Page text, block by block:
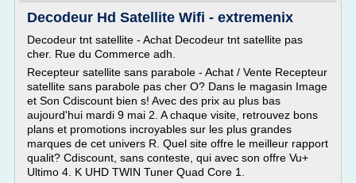
Decodeur Hd Satellite Wifi - extremenix
Decodeur tnt satellite - Achat Decodeur tnt satellite pas
cher. Rue du Commerce adh.
Recepteur satellite sans parabole - Achat / Vente Recepteur
satellite sans parabole pas cher O? Dans le magasin Image
et Son Cdiscount bien s! Avec des prix au plus bas
aujourd'hui mardi 9 mai 2. A chaque visite, retrouvez bons
plans et promotions incroyables sur les plus grandes
marques de cet univers R. Quel site offre le meilleur rapport
qualit? Cdiscount, sans conteste, qui avec son offre Vu+
Ultimo 4. K UHD TWIN Tuner Quad Core 1.